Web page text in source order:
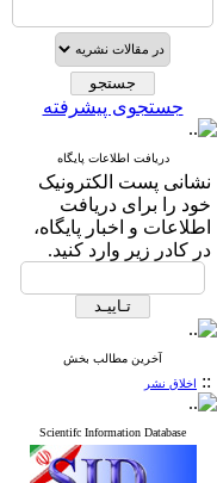
جستجوی پیشرفته
دریافت اطلاعات پایگاه
نشانی پست الکترونیک
خود را برای دریافت
اطلاعات و اخبار پایگاه،
در کادر زیر وارد کنید.
آخرین مطالب بخش
:: اخلاق نشر
Scientifc Information Database